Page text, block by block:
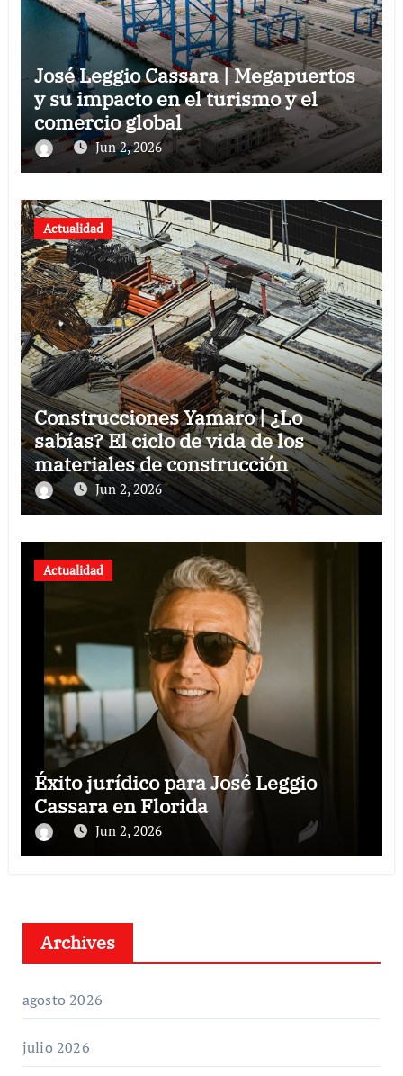
José Leggio Cassara | Megapuertos
y su impacto en el turismo y el
comercio global
Jun 2, 2026
Actualidad
Construcciones Yamaro | ¿Lo
sabías? El ciclo de vida de los
materiales de construcción
revoluciona eficiencia en proyectos
modernos
Jun 2, 2026
Actualidad
Éxito jurídico para José Leggio
Cassara en Florida
Jun 2, 2026
Archives
agosto 2026
julio 2026